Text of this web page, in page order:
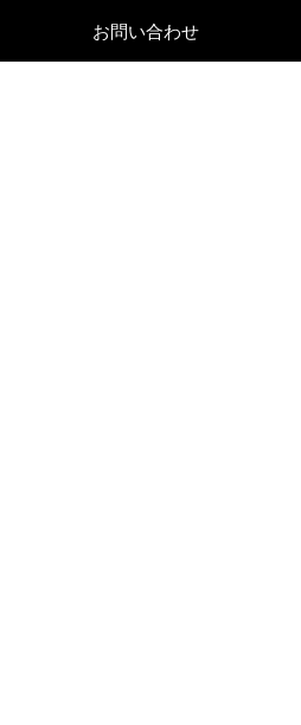
お問い合わせ